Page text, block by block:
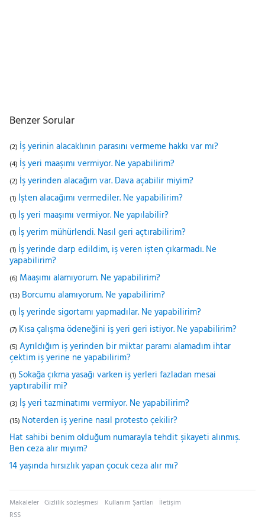
Benzer Sorular
(2) İş yerinin alacaklının parasını vermeme hakkı var mı?
(4) İş yeri maaşımı vermiyor. Ne yapabilirim?
(2) İş yerinden alacağım var. Dava açabilir miyim?
(1) İşten alacağımı vermediler. Ne yapabilirim?
(1) İş yeri maaşımı vermiyor. Ne yapılabilir?
(1) İş yerim mühürlendi. Nasıl geri açtırabilirim?
(1) İş yerinde darp edildim, iş veren işten çıkarmadı. Ne
yapabilirim?
(6) Maaşımı alamıyorum. Ne yapabilirim?
(13) Borcumu alamıyorum. Ne yapabilirim?
(1) İş yerinde sigortamı yapmadılar. Ne yapabilirim?
(7) Kısa çalışma ödeneğini iş yeri geri istiyor. Ne yapabilirim?
(5) Ayrıldığım iş yerinden bir miktar paramı alamadım ihtar
çektim iş yerine ne yapabilirim?
(1) Sokağa çıkma yasağı varken iş yerleri fazladan mesai
yaptırabilir mi?
(3) İş yeri tazminatımı vermiyor. Ne yapabilirim?
(15) Noterden iş yerine nasıl protesto çekilir?
Hat sahibi benim olduğum numarayla tehdit şikayeti alınmış.
Ben ceza alır mıyım?
14 yaşında hırsızlık yapan çocuk ceza alır mı?
Makaleler Gizlilik sözleşmesi Kullanım Şartları İletişim
RSS